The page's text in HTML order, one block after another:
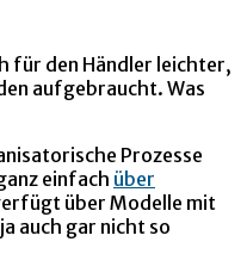
für den Händler leichter,
aufgebraucht. Was
Prozesse
einfach über
über Modelle mit
auch gar nicht so